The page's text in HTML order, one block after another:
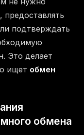
подтверждать
Это делает
ищет обмен
обмена